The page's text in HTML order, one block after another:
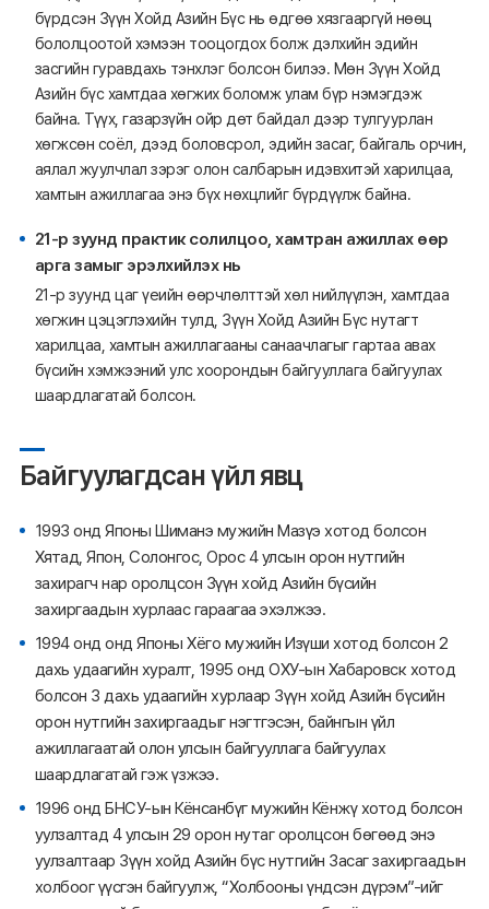
бүрдсэн Зүүн Хойд Азийн Бүс нь өдгөө хязгааргүй нөөц
бололцоотой хэмээн тооцогдох болж дэлхийн эдийн
засгийн гуравдахь тэнхлэг болсон билээ. Мөн Зүүн Хойд
Азийн бүс хамтдаа хөгжих боломж улам бүр нэмэгдэж
байна. Түүх, газарзүйн ойр дөт байдал дээр тулгуурлан
хөгжсөн соёл, дээд боловсрол, эдийн засаг, байгаль орчин,
аялал жуулчлал зэрэг олон салбарын идэвхитэй харилцаа,
хамтын ажиллагаа энэ бүх нөхцлийг бүрдүүлж байна.
21-р зуунд практик солилцоо, хамтран ажиллах өөр
арга замыг эрэлхийлэх нь
21-р зуунд цаг үеийн өөрчлөлттэй хөл нийлүүлэн, хамтдаа
хөгжин цэцэглэхийн тулд, Зүүн Хойд Азийн Бүс нутагт
харилцаа, хамтын ажиллагааны санаачлагыг гартаа авах
бүсийн хэмжээний улс хоорондын байгууллага байгуулах
шаардлагатай болсон.
Байгуулагдсан үйл явц
1993 онд Японы Шиманэ мужийн Мазүэ хотод болсон
Хятад, Япон, Солонгос, Орос 4 улсын орон нутгийн
захирагч нар оролцсон Зүүн хойд Азийн бүсийн
захиргаадын хурлаас гараагаа эхэлжээ.
1994 онд онд Японы Хёго мужийн Изүши хотод болсон 2
дахь удаагийн хуралт, 1995 онд ОХУ-ын Хабаровск хотод
болсон 3 дахь удаагийн хурлаар Зүүн хойд Азийн бүсийн
орон нутгийн захиргаадыг нэгтгэсэн, байнгын үйл
ажиллагаатай олон улсын байгууллага байгуулах
шаардлагатай гэж үзжээ.
1996 онд БНСУ-ын Кёнсанбүг мужийн Кёнжү хотод болсон
уулзалтад 4 улсын 29 орон нутаг оролцсон бөгөөд энэ
уулзалтаар Зүүн хойд Азийн бүс нутгийн Засаг захиргаадын
холбоог үүсгэн байгуулж, “Холбооны үндсэн дүрэм”-ийг